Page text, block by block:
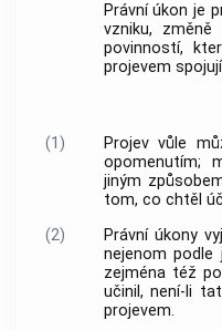
Právní úkon je
vzniku,
povinností,
projevem
(1)
Projev vůle
opomenutím;
jiným
tom, co chtěl
(2)
Právní úkony
nejenom podle
zejména též
učinil, není-li
projevem.